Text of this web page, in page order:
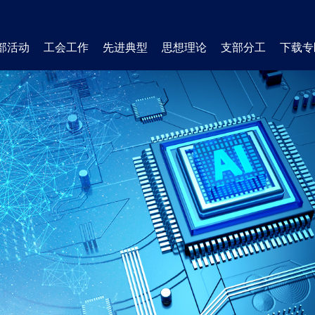
活动 工会工作 先进典型 思想理论 支部分工 下载